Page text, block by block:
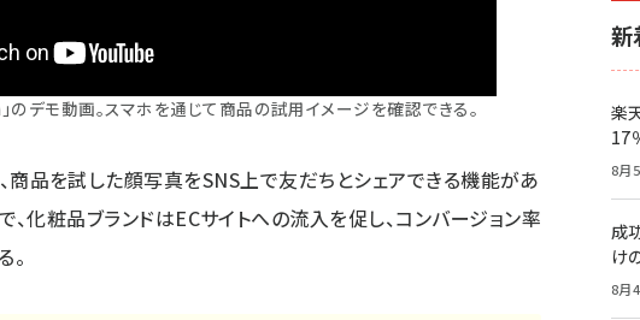
デモ動画。スマホを通じて商品の試用イメージを確認できる。
商品を試した顔写真をSNS上で友だちとシェアできる機能があ
、化粧品ブランドはECサイトへの流入を促し、コンバージョン率
。
新
楽
17
8月
成
け
8月